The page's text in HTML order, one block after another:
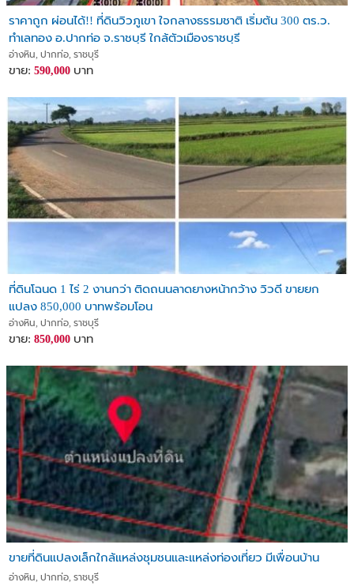
ราคาถูก ผ่อนได้!! ที่ดินวิวภูเขา ใจกลางธรรมชาติ เริ่มต้น 300 ตร.ว.
ทำเลทอง อ.ปากท่อ จ.ราชบุรี ใกล้ตัวเมืองราชบุรี
อ่างหิน, ปากท่อ, ราชบุรี
ขาย: 590,000 บาท
ที่ดินโฉนด 1 ไร่ 2 งานกว่า ติดถนนลาดยางหน้ากว้าง วิวดี ขายยก
แปลง 850,000 บาทพร้อมโอน
อ่างหิน, ปากท่อ, ราชบุรี
ขาย: 850,000 บาท
ขายที่ดินแปลงเล็กใกล้แหล่งชุมชนและแหล่งท่องเที่ยว มีเพื่อนบ้าน
อ่างหิน, ปากท่อ, ราชบุรี